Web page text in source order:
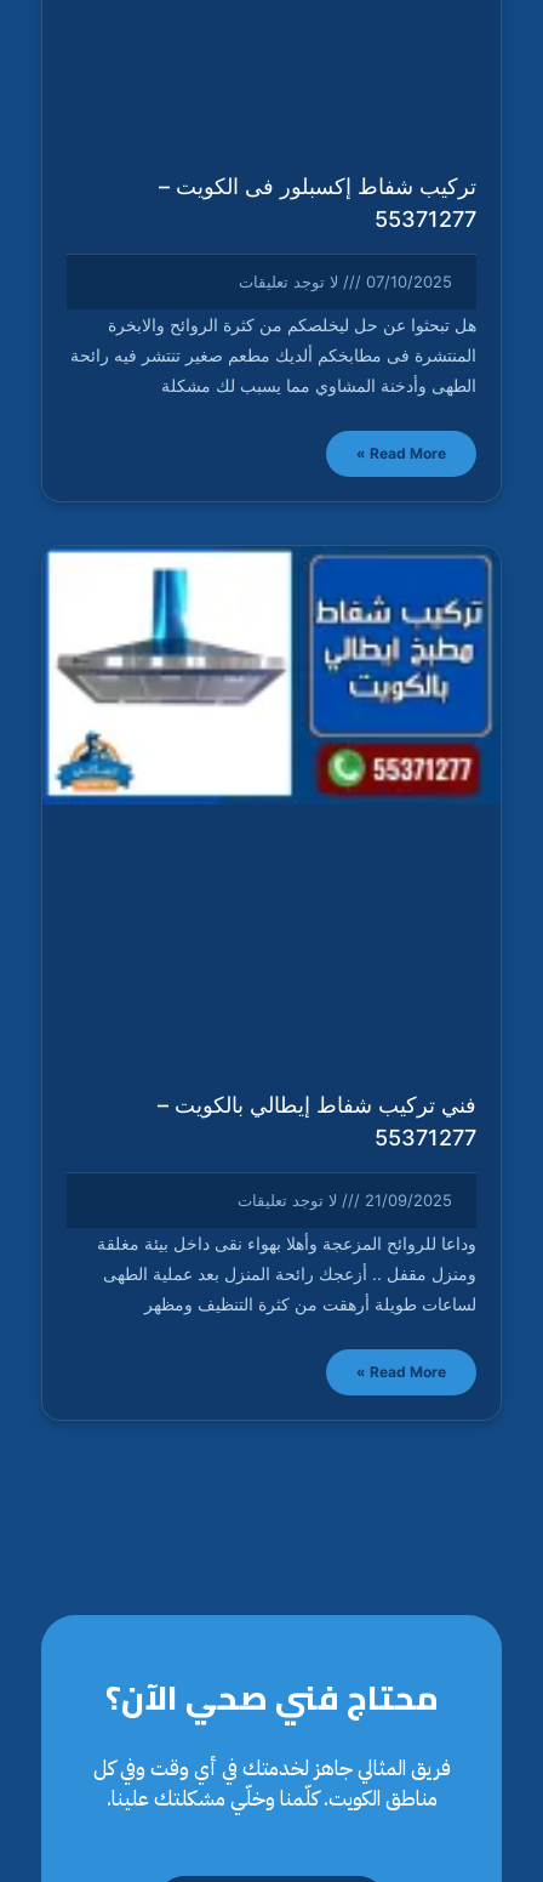
تركيب شفاط إكسبلور فى الكويت –
55371277
07/10/2025 لا توجد تعليقات
هل تبحثوا عن حل ليخلصكم من كثرة الروائح والابخرة
المنتشرة فى مطابخكم ألديك مطعم صغير تنتشر فيه رائحة
الطهى وأدخنة المشاوي مما يسبب لك مشكلة
Read More »
فني تركيب شفاط إيطالي بالكويت –
55371277
21/09/2025 لا توجد تعليقات
وداعا للروائح المزعجة وأهلا بهواء نقى داخل بيئة مغلقة
ومنزل مقفل .. أزعجك رائحة المنزل بعد عملية الطهى
لساعات طويلة أرهقت من كثرة التنظيف ومظهر
Read More »
محتاج فني صحي الآن؟
فريق المثالي جاهز لخدمتك في أي وقت وفي كل
مناطق الكويت. كلّمنا وخلّي مشكلتك علينا.